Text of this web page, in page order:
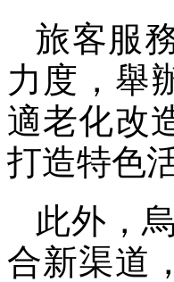
旅客服
力度，舉
適老化改
打造特色
此外，
合新渠道